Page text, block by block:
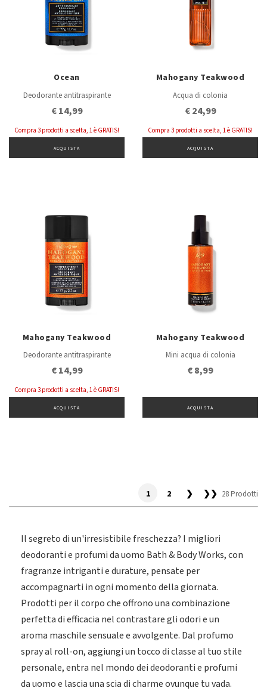
Ocean
Deodorante antitraspirante
€ 14,99
Compra 3 prodotti a scelta, 1 è GRATIS!
ACQUISTA
Mahogany Teakwood
Acqua di colonia
€ 24,99
Compra 3 prodotti a scelta, 1 è GRATIS!
ACQUISTA
Mahogany Teakwood
Deodorante antitraspirante
€ 14,99
Compra 3 prodotti a scelta, 1 è GRATIS!
ACQUISTA
Mahogany Teakwood
Mini acqua di colonia
€ 8,99
ACQUISTA
1 2 ❯ ❯❯ 28 Prodotti
Il segreto di un'irresistibile freschezza? I migliori
deodoranti e profumi da uomo Bath & Body Works, con
fragranze intriganti e durature, pensate per
accompagnarti in ogni momento della giornata.
Prodotti per il corpo che offrono una combinazione
perfetta di efficacia nel contrastare gli odori e un
aroma maschile sensuale e avvolgente. Dal profumo
spray al roll-on, aggiungi un tocco di classe al tuo stile
personale, entra nel mondo dei deodoranti e profumi
da uomo e lascia una scia di charme ovunque tu vada.